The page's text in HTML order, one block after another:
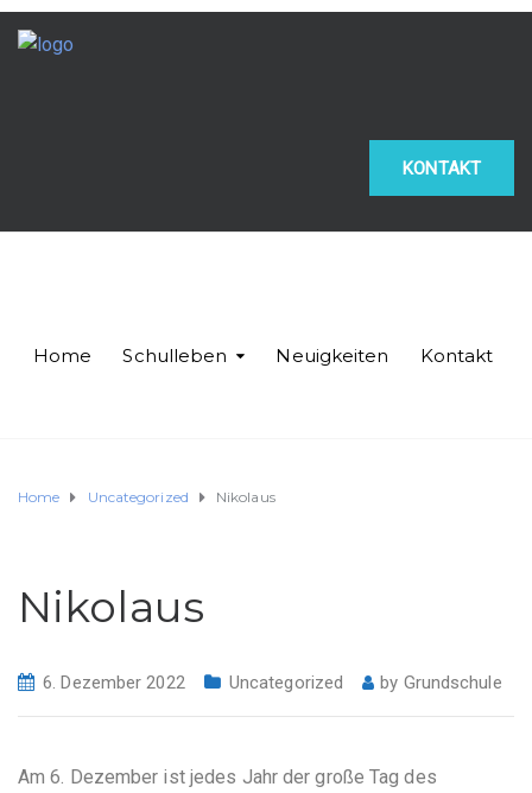
KONTAKT
Home Schulleben Neuigkeiten Kontakt
Home Uncategorized Nikolaus
Nikolaus
6. Dezember 2022 Uncategorized by Grundschule
Am 6. Dezember ist jedes Jahr der große Tag des